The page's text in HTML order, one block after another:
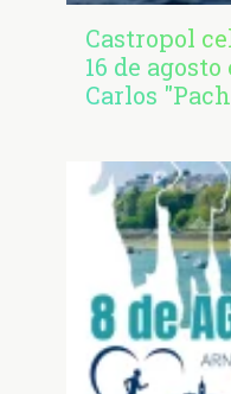
Castropol
16 de
Carlos